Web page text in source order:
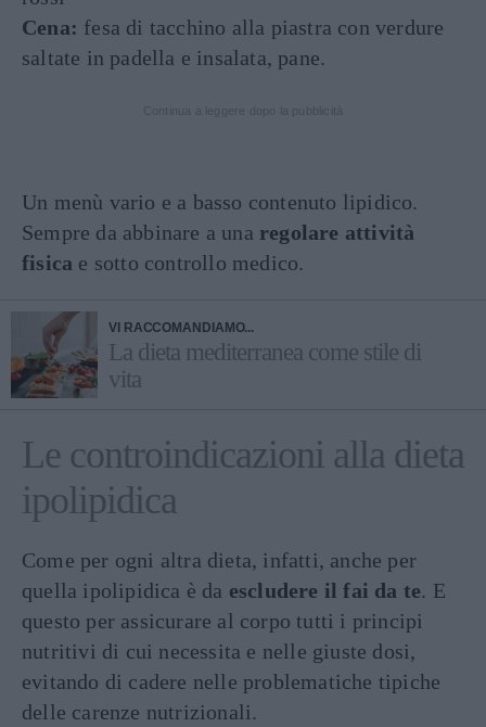
Cena: fesa di tacchino alla piastra con verdure
saltate in padella e insalata, pane.
Un menù vario e a basso contenuto lipidico.
Sempre da abbinare a una regolare attività
fisica e sotto controllo medico.
VI RACCOMANDIAMO...
La dieta mediterranea come stile di
vita
Le controindicazioni alla dieta
ipolipidica
Come per ogni altra dieta, infatti, anche per
quella ipolipidica è da escludere il fai da te. E
questo per assicurare al corpo tutti i principi
nutritivi di cui necessita e nelle giuste dosi,
evitando di cadere nelle problematiche tipiche
delle carenze nutrizionali.